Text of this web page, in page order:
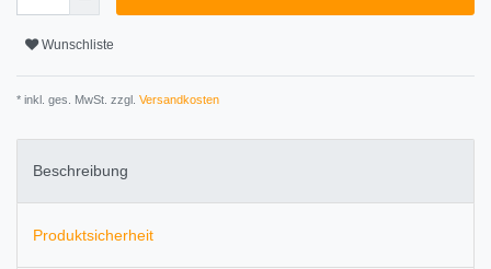
Wunschliste
* inkl. ges. MwSt. zzgl. Versandkosten
Beschreibung
Produktsicherheit